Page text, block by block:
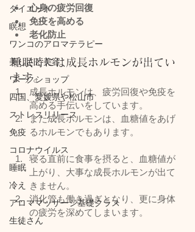
ダイエット
瞑想
ワンコのアロマテラピー
美しさと美容
ワークショップ
四国、愛媛県や松山市
ストレスリリース
免疫
コロナウイルス
睡眠
冷え
アロママッサージ基礎クラス
生徒さん
心身の疲労回復
免疫を高める
老化防止
睡眠時には成長ホルモンが出てい
ます。
成長ホルモンは、疲労回復や免疫を
高める手伝いをしています。
また成長ホルモンは、血糖値をあげ
るホルモンでもあります。
寝る直前に食事を摂ると、血糖値が
上がり、大事な成長ホルモンが出て
きません。
消化管も働き過ぎとなり、更に身体
の疲労を深めてしまいます。